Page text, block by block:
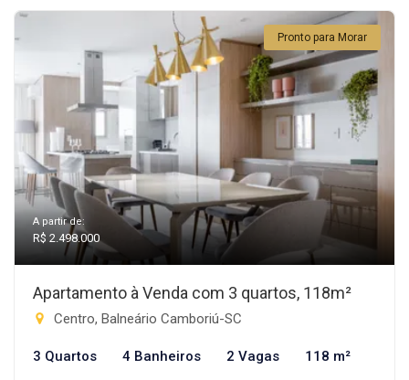
Pronto para Morar
A partir de:
R$ 2.498.000
Apartamento à Venda com 3 quartos, 118m²
Centro, Balneário Camboriú-SC
3 Quartos 4 Banheiros 2 Vagas 118 m²